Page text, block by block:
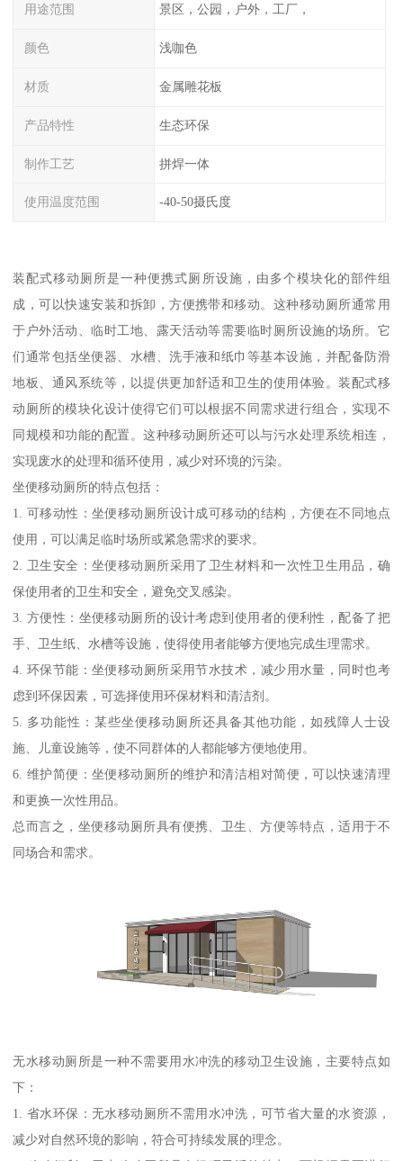
用途范围 景区，公园，户外，工厂，
颜色 浅咖色
材质 金属雕花板
产品特性 生态环保
制作工艺 拼焊一体
使用温度范围 -40-50摄氏度
装配式移动厕所是一种便携式厕所设施，由多个模块化的部件组
成，可以快速安装和拆卸，方便携带和移动。这种移动厕所通常用
于户外活动、临时工地、露天活动等需要临时厕所设施的场所。它
们通常包括坐便器、水槽、洗手液和纸巾等基本设施，并配备防滑
地板、通风系统等，以提供更加舒适和卫生的使用体验。装配式移
动厕所的模块化设计使得它们可以根据不同需求进行组合，实现不
同规模和功能的配置。这种移动厕所还可以与污水处理系统相连，
实现废水的处理和循环使用，减少对环境的污染。
坐便移动厕所的特点包括：
1. 可移动性：坐便移动厕所设计成可移动的结构，方便在不同地点
使用，可以满足临时场所或紧急需求的要求。
2. 卫生安全：坐便移动厕所采用了卫生材料和一次性卫生用品，确
保使用者的卫生和安全，避免交叉感染。
3. 方便性：坐便移动厕所的设计考虑到使用者的便利性，配备了把
手、卫生纸、水槽等设施，使得使用者能够方便地完成生理需求。
4. 环保节能：坐便移动厕所采用节水技术，减少用水量，同时也考
虑到环保因素，可选择使用环保材料和清洁剂。
5. 多功能性：某些坐便移动厕所还具备其他功能，如残障人士设
施、儿童设施等，使不同群体的人都能够方便地使用。
6. 维护简便：坐便移动厕所的维护和清洁相对简便，可以快速清理
和更换一次性用品。
总而言之，坐便移动厕所具有便携、卫生、方便等特点，适用于不
同场合和需求。
无水移动厕所是一种不需要用水冲洗的移动卫生设施，主要特点如
下：
1. 省水环保：无水移动厕所不需用水冲洗，可节省大量的水资源，
减少对自然环境的影响，符合可持续发展的理念。